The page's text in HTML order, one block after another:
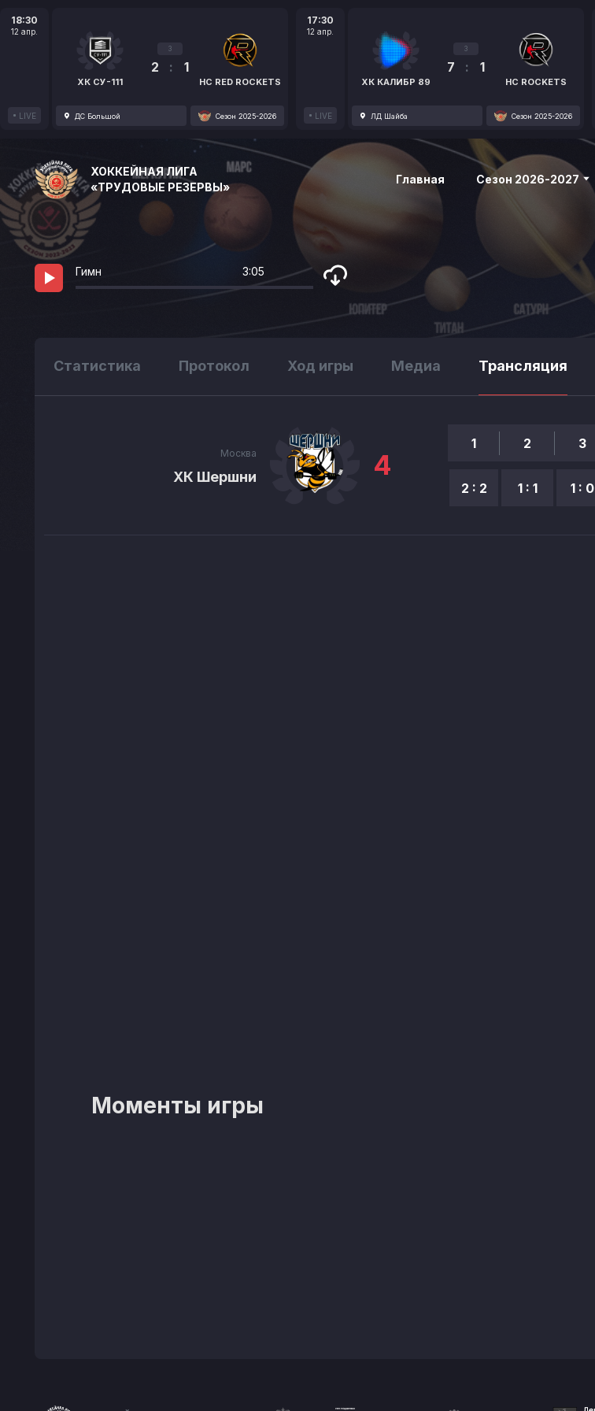
18:30
12 апр.
LIVE
ХК СУ-111
3
2 : 1
HC RED ROCKETS
ДС Большой Сезон 2025-2026
17:30
12 апр.
LIVE
ХК КАЛИБР 89
3
7 : 1
HC ROCKETS
ЛД Шайба Сезон 2025-2026
ХОККЕЙНАЯ ЛИГА
«ТРУДОВЫЕ РЕЗЕРВЫ»
Главная Сезон 2026-2027
Гимн 3:05
Статистика Протокол Ход игры Медиа Трансляция
Москва
ХК Шершни 4
1
2 : 2
2
1 : 1
3
1 : 0
Моменты игры